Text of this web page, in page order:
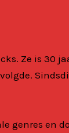
Ze is 30
genres en